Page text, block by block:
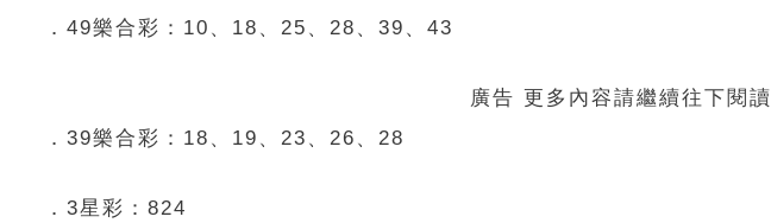
．49樂合彩：10、18、25、28、39、43
廣告 更多內容請繼續往下閱讀
．39樂合彩：18、19、23、26、28
．3星彩：824